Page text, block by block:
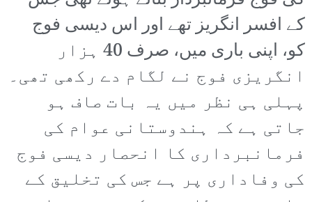
کے افسر انگریز تھے اور اس دیسی فوج
کو، اپنی باری میں، صرف 40 ہزار
انگریزی فوج نے لگام دے رکھی تھی۔
پہلی ہی نظر میں یہ بات صاف ہو
جاتی ہے کہ ہندوستانی عوام کی
فرمانبرداری کا انحصار دیسی فوج
کی وفاداری پر ہے جس کی تخلیق کے